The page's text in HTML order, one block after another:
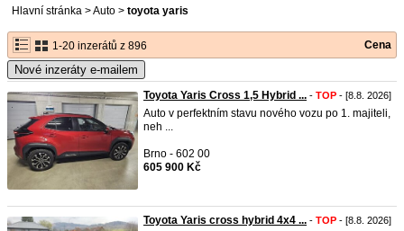
Hlavní stránka >Auto > toyota yaris
1-20 inzerátů z 896 Cena
Nové inzeráty e-mailem
Toyota Yaris Cross 1,5 Hybrid ... - TOP - [8.8. 2026]
Auto v perfektním stavu nového vozu po 1. majiteli,
neh ...
Brno - 602 00
605 900 Kč
Toyota Yaris cross hybrid 4x4 ... - TOP - [8.8. 2026]